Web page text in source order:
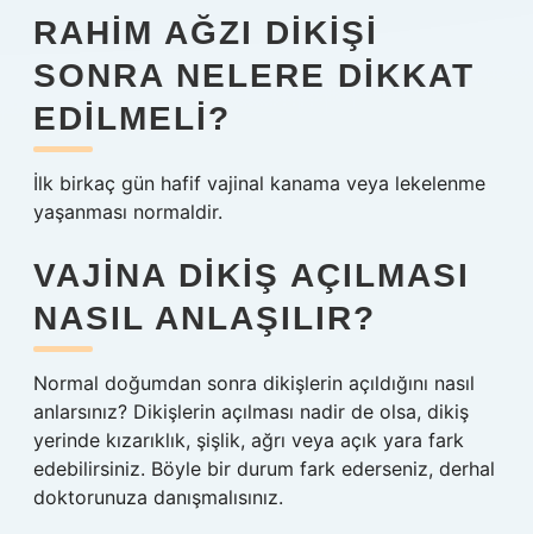
RAHIM AĞZI DIKIŞI
SONRA NELERE DIKKAT
EDILMELI?
İlk birkaç gün hafif vajinal kanama veya lekelenme
yaşanması normaldir.
VAJINA DIKIŞ AÇILMASI
NASIL ANLAŞILIR?
Normal doğumdan sonra dikişlerin açıldığını nasıl
anlarsınız? Dikişlerin açılması nadir de olsa, dikiş
yerinde kızarıklık, şişlik, ağrı veya açık yara fark
edebilirsiniz. Böyle bir durum fark ederseniz, derhal
doktorunuza danışmalısınız.